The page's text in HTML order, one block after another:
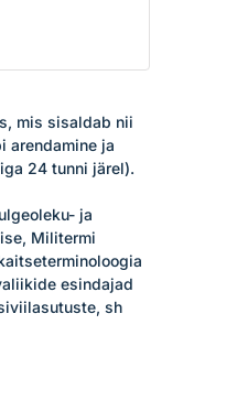
mis sisaldab nii
arendamine ja
24 tunni järel).
ja
Militermi
esindajad
sh